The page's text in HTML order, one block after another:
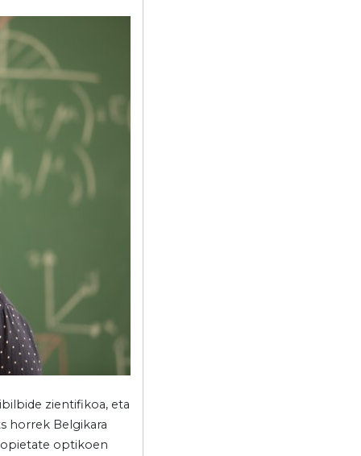
zientifikoa, eta
horrek Belgikara
optikoen